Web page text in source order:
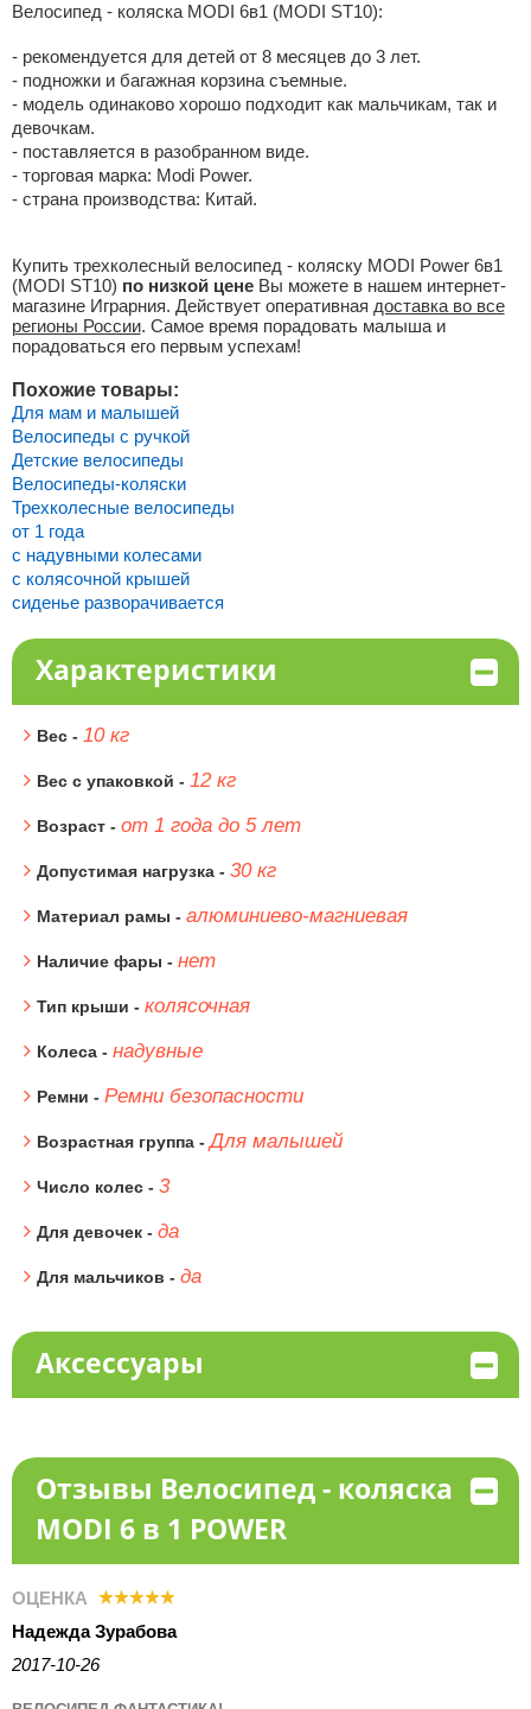
Велосипед - коляска MODI 6в1 (MODI ST10):
- рекомендуется для детей от 8 месяцев до 3 лет.
- подножки и багажная корзина съемные.
- модель одинаково хорошо подходит как мальчикам, так и
девочкам.
- поставляется в разобранном виде.
- торговая марка: Modi Power.
- страна производства: Китай.
Купить трехколесный велосипед - коляску MODI Power 6в1
(MODI ST10) по низкой ценеВы можете в нашем интернет-
магазине Играрния. Действует оперативная доставка во все
регионы России. Самое время порадовать малыша и
порадоваться его первым успехам!
Похожие товары:
Для мам и малышей
Велосипеды с ручкой
Детские велосипеды
Велосипеды-коляски
Трехколесные велосипеды
от 1 года
с надувными колесами
с колясочной крышей
сиденье разворачивается
Характеристики
Вес - 10 кг
Вес с упаковкой - 12 кг
Возраст - от 1 года до 5 лет
Допустимая нагрузка - 30 кг
Материал рамы - алюминиево-магниевая
Наличие фары - нет
Тип крыши - колясочная
Колеса - надувные
Ремни - Ремни безопасности
Возрастная группа -Для малышей
Число колес - 3
Для девочек - да
Для мальчиков - да
Аксессуары
Отзывы Велосипед - коляска
MODI 6 в 1 POWER
ОЦЕНКА
Надежда Зурабова
2017-10-26